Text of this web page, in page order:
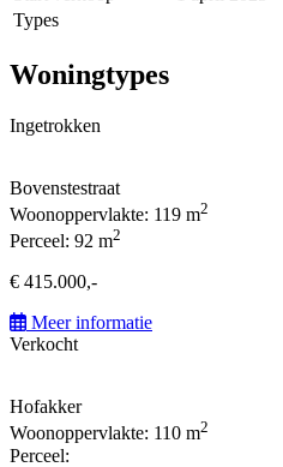
Types
Woningtypes
Ingetrokken
Bovenstestraat
Woonoppervlakte: 119 m2
Perceel: 92 m2
€ 415.000,-
Meer informatie
Verkocht
Hofakker
Woonoppervlakte: 110 m2
Perceel: